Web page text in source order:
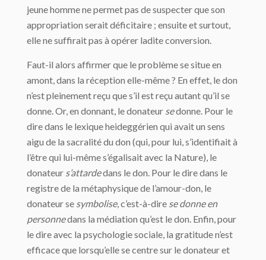
jeune homme ne permet pas de suspecter que son
appropriation serait déficitaire ; ensuite et surtout,
elle ne suffirait pas à opérer ladite conversion.
Faut-il alors affirmer que le problème se situe en
amont, dans la réception elle-même ? En effet, le don
n’est pleinement reçu que s’il est reçu autant qu’il se
donne. Or, en donnant, le donateur sedonne. Pour le
dire dans le lexique heideggérien qui avait un sens
aigu de la sacralité du don (qui, pour lui, s’identifiait à
l’être qui lui-même s’égalisait avec la Nature), le
donateur s’attardedans le don. Pour le dire dans le
registre de la métaphysique de l’amour-don, le
donateur se symbolise, c’est-à-dire se donne en
personnedans la médiation qu’est le don. Enfin, pour
le dire avec la psychologie sociale, la gratitude n’est
efficace que lorsqu’elle se centre sur le donateur et